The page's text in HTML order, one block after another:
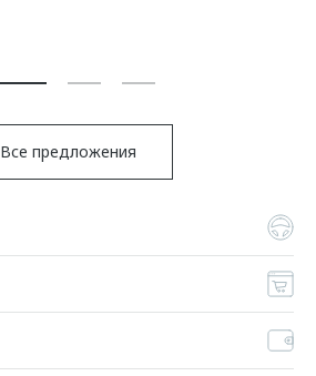
Все предложения